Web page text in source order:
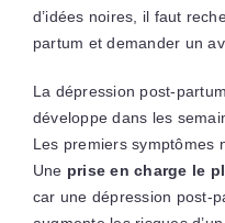
d’idées noires, il faut
partum et demander un
La dépression post-
développe dans les
Les premiers symptômes
Une prise en charge le
car une dépression post-